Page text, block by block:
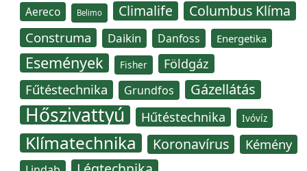
Aereco Belimo Climalife Columbus Klíma
Construma Daikin Danfoss Energetika
Események Fisher Földgáz
Fűtéstechnika Grundfos Gázellátás
Hőszivattyú Hűtéstechnika Ivóvíz
Klímatechnika Koronavírus Kémény